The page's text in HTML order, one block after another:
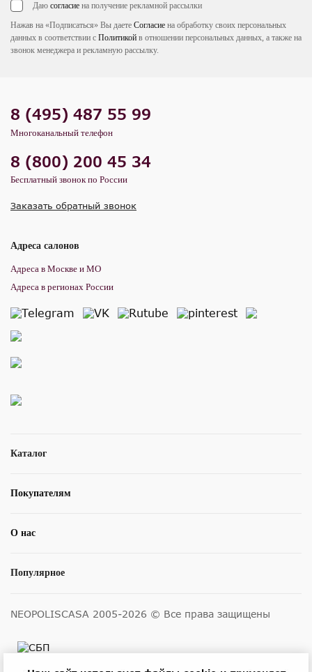
Даю согласие на получение рекламной рассылки
Нажав на «Подписаться» Вы даете Согласие на обработку своих персональных
данных в соответствии с Политикой в отношении персональных данных, а также на
звонок менеджера и рекламную рассылку.
Каталог
Покупателям
О нас
Популярное
8 (495) 487 55 99
Многоканальный телефон
8 (800) 200 45 34
Бесплатный звонок по России
Заказать обратный звонок
Адреса салонов
Адреса в Москве и МО
Адреса в регионах России
NEOPOLISCASA 2005-2026 © Все права защищены